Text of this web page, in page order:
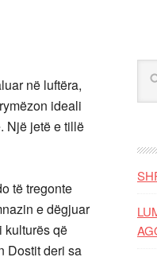
në luftëra,
ideali
Një jetë e tillë
të tregonte
e dëgjuar
kulturës që
Dostit deri sa